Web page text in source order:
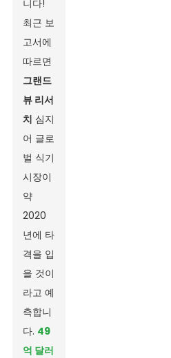
니다!
최근 보
고서에
따르면
그랜드
뷰 리서
치 심지
어 글로
벌 식기
시장이
약
2020
년에 타
격을 입
을 것이
라고 예
측합니
다. 49
억 달러